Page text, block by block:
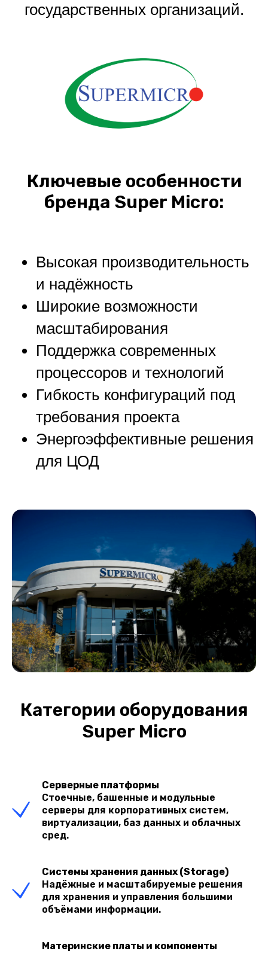
государственных организаций.
Ключевые особенности
бренда Super Micro:
Высокая производительность
и надёжность
Широкие возможности
масштабирования
Поддержка современных
процессоров и технологий
Гибкость конфигураций под
требования проекта
Энергоэффективные решения
для ЦОД
Категории оборудования
Super Micro
Серверные платформы
Стоечные, башенные и модульные
серверы для корпоративных систем,
виртуализации, баз данных и облачных
сред.
Системы хранения данных (Storage)
Надёжные и масштабируемые решения
для хранения и управления большими
объёмами информации.
Материнские платы и компоненты